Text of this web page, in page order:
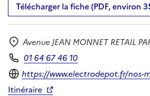
Télécharger la fiche (PDF, environ
Adresse
Avenue JEAN MONNET RETAIL
Téléphone
01 64 67 46 10
Site internet
https://www.electrodepot.fr/nos-
Itinéraire